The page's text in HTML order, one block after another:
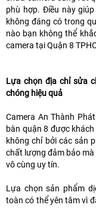
phù hợp. Điều này
không đáng có trong
nào bạn không thể
camera tại Quận 8
Lựa chọn địa chỉ sửa
chóng hiệu quả
Camera An Thành
bàn quận 8 được
không chỉ bởi các sản
chất lượng đảm bảo
vô cùng uy tín.
Lựa chọn sản phẩm
toàn có thể yên tâm vì